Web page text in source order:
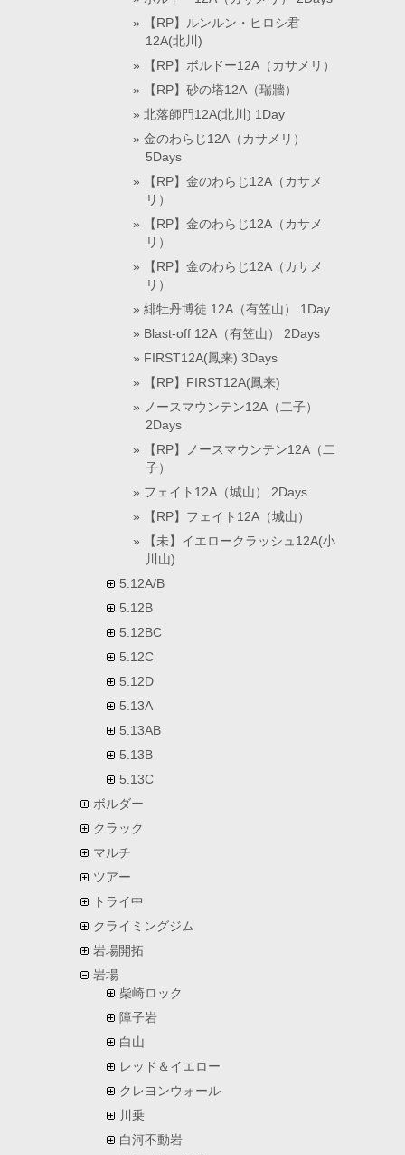
【RP】ルンルン・ヒロシ君
12A(北川)
【RP】ボルドー12A（カサメリ）
【RP】砂の塔12A（瑞牆）
北落師門12A(北川) 1Day
金のわらじ12A（カサメリ）
5Days
【RP】金のわらじ12A（カサメ
リ）
【RP】金のわらじ12A（カサメ
リ）
【RP】金のわらじ12A（カサメ
リ）
緋牡丹博徒 12A（有笠山） 1Day
Blast-off 12A（有笠山） 2Days
FIRST12A(鳳来) 3Days
【RP】FIRST12A(鳳来)
ノースマウンテン12A（二子）
2Days
【RP】ノースマウンテン12A（二
子）
フェイト12A（城山） 2Days
【RP】フェイト12A（城山）
【未】イエロークラッシュ12A(小
川山)
5.12A/B
5.12B
5.12BC
5.12C
5.12D
5.13A
5.13AB
5.13B
5.13C
ボルダー
クラック
マルチ
ツアー
トライ中
クライミングジム
岩場開拓
岩場
柴崎ロック
障子岩
白山
レッド＆イエロー
クレヨンウォール
川乗
白河不動岩